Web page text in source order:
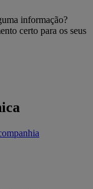
informação?
certo para os seus